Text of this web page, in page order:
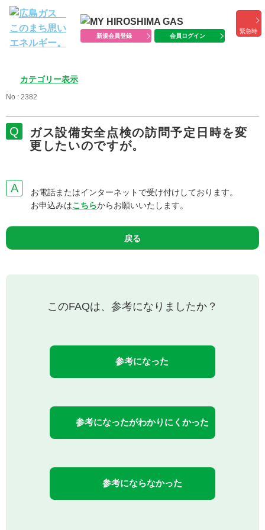
新規会員登録 会員ログイン
緊急時
カテゴリー表示
No : 2382
ガス設備安全点検の訪問予定日時を変
更したいのですが。
お電話またはインターネットで受け付けしております。
お申込みはこちらからお願いいたします。
戻る
このFAQは、参考になりましたか？
参考になった
参考になったがわかりにくかった
参考にならなかった